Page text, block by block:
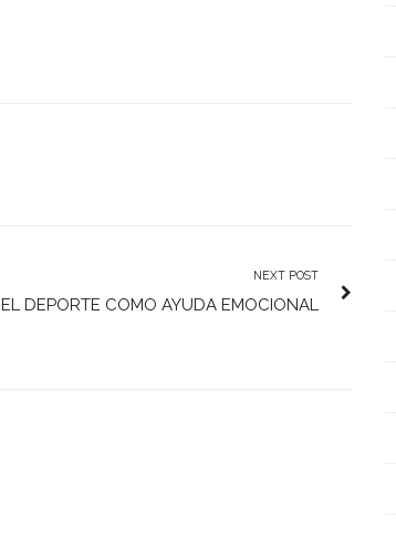
NEXT POST
EL DEPORTE COMO AYUDA EMOCIONAL